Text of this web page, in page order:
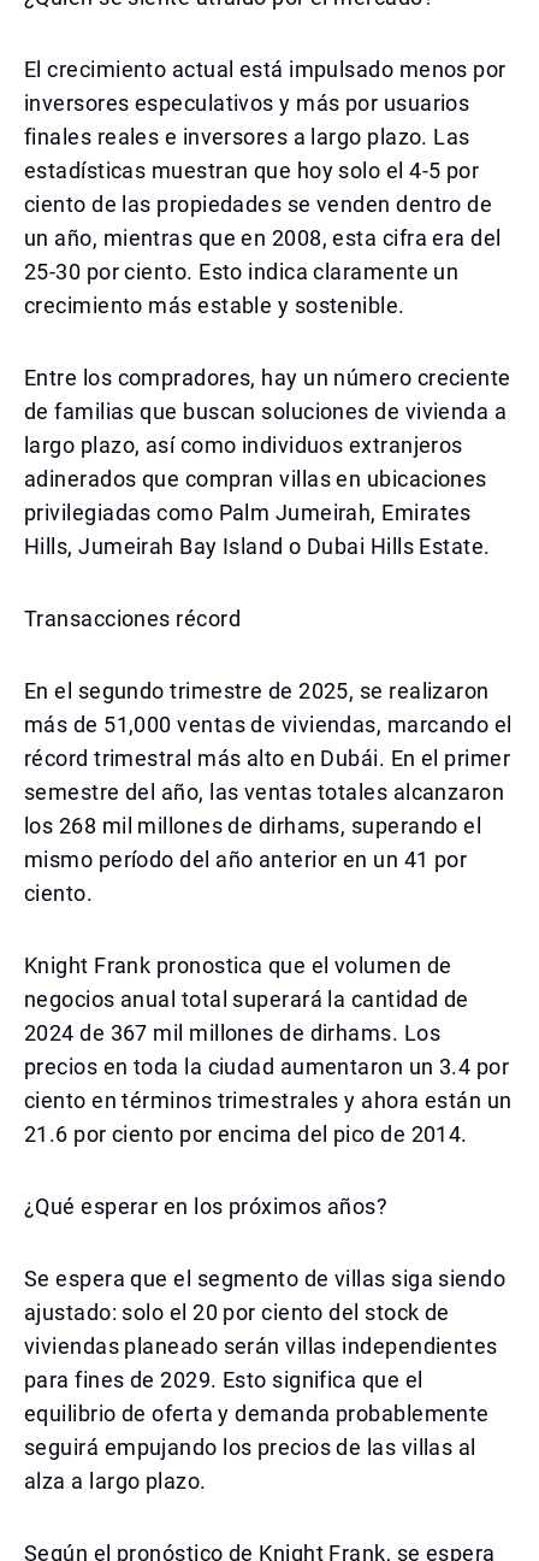
El crecimiento actual está impulsado menos por
inversores especulativos y más por usuarios
finales reales e inversores a largo plazo. Las
estadísticas muestran que hoy solo el 4-5 por
ciento de las propiedades se venden dentro de
un año, mientras que en 2008, esta cifra era del
25-30 por ciento. Esto indica claramente un
crecimiento más estable y sostenible.
Entre los compradores, hay un número creciente
de familias que buscan soluciones de vivienda a
largo plazo, así como individuos extranjeros
adinerados que compran villas en ubicaciones
privilegiadas como Palm Jumeirah, Emirates
Hills, Jumeirah Bay Island o Dubai Hills Estate.
Transacciones récord
En el segundo trimestre de 2025, se realizaron
más de 51,000 ventas de viviendas, marcando el
récord trimestral más alto en Dubái. En el primer
semestre del año, las ventas totales alcanzaron
los 268 mil millones de dirhams, superando el
mismo período del año anterior en un 41 por
ciento.
Knight Frank pronostica que el volumen de
negocios anual total superará la cantidad de
2024 de 367 mil millones de dirhams. Los
precios en toda la ciudad aumentaron un 3.4 por
ciento en términos trimestrales y ahora están un
21.6 por ciento por encima del pico de 2014.
¿Qué esperar en los próximos años?
Se espera que el segmento de villas siga siendo
ajustado: solo el 20 por ciento del stock de
viviendas planeado serán villas independientes
para fines de 2029. Esto significa que el
equilibrio de oferta y demanda probablemente
seguirá empujando los precios de las villas al
alza a largo plazo.
Según el pronóstico de Knight Frank, se espera